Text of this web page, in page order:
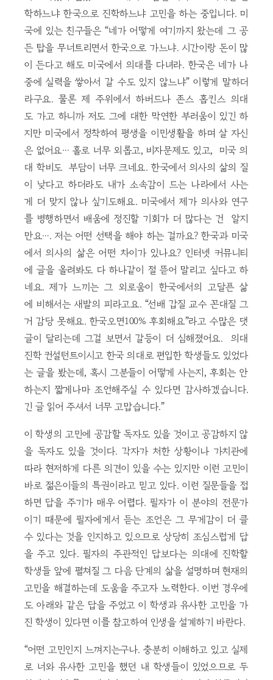
학하느냐 한국으로 진학하느냐 고민을 하는 중입니다. 미
국에 있는 친구들은 “네가 어떻게 여기까지 왔는데 그 공
든 탑을 무너트리면서 한국으로 가느냐. 시간이랑 돈이 많
이 든다고 해도 미국에서 의대를 다녀라. 한국은 네가 나
중에 실력을 쌓아서 갈 수도 있지 않느냐” 이렇게 말하더
라구요. 물론 제 주위에서 하버드나 존스 홉킨스 의대
도 가고 하니까 저도 그에 대한 막연한 부러움이 있긴 하
지만 미국에서 정착하여 평생을 이민생활을 하며 살 자신
은 없어요… 홀로 너무 외롭고, 비자문제도 있고, 미국 의
대 학비도 부담이 너무 크네요. 한국에서 의사의 삶의 질
이 낮다고 하더라도 내가 소속감이 드는 나라에서 사는
게 더 맞지 않나 싶기도해요. 미국에서 제가 의사와 연구
를 병행하면서 배움에 정진할 기회가 더 많다는 건 알지
만요…. 저는 어떤 선택을 해야 하는 걸까요? 한국과 미국
에서 의사의 삶은 어떤 차이가 있나요? 인터넷 커뮤니티
에 글을 올려봐도 다 하나같이 절 뜯어 말리고 싶다고 하
네요. 제가 느끼는 그 외로움이 한국에서의 고달픈 삶
에 비해서는 새발의 피라고요. “선배 갑질 교수 꼰대질 그
거 감당 못해요. 한국오면100% 후회해요”라고 수많은 댓
글이 달리는데 그걸 보면서 갈등이 더 심해졌어요. 의대
진학 컨설턴트이시고 한국 의대로 편입한 학생들도 있었다
는 글을 봤는데, 혹시 그분들이 어떻게 사는지, 후회는 안
하는지 짧게나마 조언해주실 수 있다면 감사하겠습니다.
긴 글 읽어 주셔서 너무 고맙습니다.”
이 학생의 고민에 공감할 독자도 있을 것이고 공감하지 않
을 독자도 있을 것이다. 각자가 처한 상황이나 가치관에
따라 현저하게 다른 의견이 있을 수는 있지만 이런 고민이
바로 젊은이들의 특권이라고 믿고 있다. 이런 질문들을 접
하면 답을 주기가 매우 어렵다. 필자가 이 분야의 전문가
이기 때문에 필자에게서 듣는 조언은 그 무게감이 더 클
수 있다는 것을 인지하고 있으므로 상당히 조심스럽게 답
을 주고 있다. 필자의 주관적인 답보다는 의대에 진학할
학생들 앞에 펼쳐질 그 다음 단계의 삶을 설명하며 현재의
고민을 해결하는데 도움을 주고자 노력한다. 이번 경우에
도 아래와 같은 답을 주었고 이 학생과 유사한 고민을 가
진 학생이 있다면 이를 참고하여 인생을 설계하기 바란다.
“어떤 고민인지 느껴지는구나. 충분히 이해하고 있고 실제
로 너와 유사한 고민을 했던 내 학생들이 있었으므로 두